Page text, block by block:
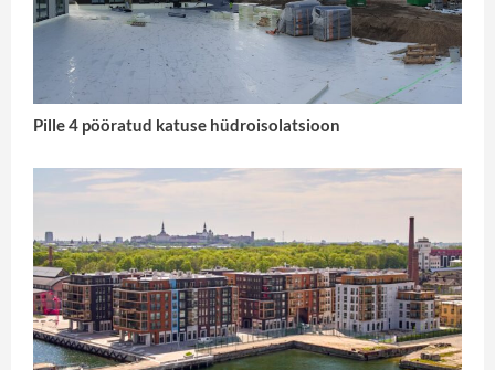
Pille 4 pööratud katuse hüdroisolatsioon